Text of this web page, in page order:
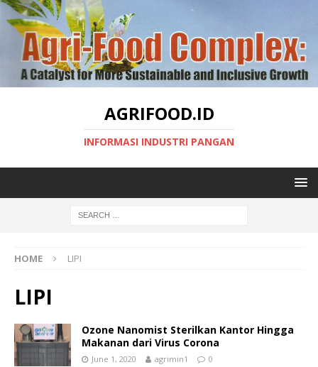
AGRIFOOD.ID
INFORMASI INDUSTRI PANGAN
HOME LIPI
LIPI
Ozone Nanomist Sterilkan Kantor Hingga
Makanan dari Virus Corona
June 1, 2020 agrimin1 0